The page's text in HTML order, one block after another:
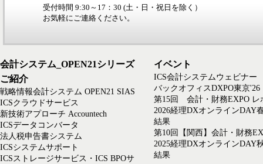
受付時間 9:30～17：30 (土・日・祝日を除く）
お気軽にご連絡ください。
会計システム_OPEN21シリーズ
ご紹介
戦略情報会計システム OPEN21 SIAS
ICSクラウドサービス
新技術アプローチ Accountech
ICSデータコンバータ
法人税申告書システム
ICSシステムサポート
ICSストレージサービス・ICS BPOサ
イベント
ICS会計システムウェビナー
バックオフィスDXPO東京'26
第15回 会計・財務EXPO レ
2026経理DXオンラインDAY
結果
第10回【関西】会計・財務
2025経理DXオンラインDAY
結果